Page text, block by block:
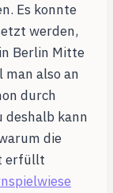
Es konnte
werden,
Berlin Mitte
man also an
durch
deshalb kann
die
erfüllt